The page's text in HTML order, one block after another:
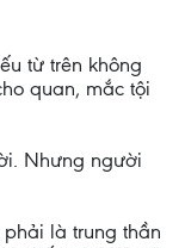
từ trên không
quan, mắc tội
Nhưng người
là trung thần